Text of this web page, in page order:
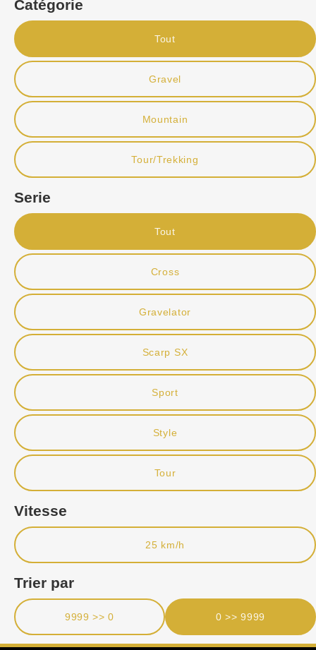
Catégorie
Tout
Gravel
Mountain
Tour/Trekking
Serie
Tout
Cross
Gravelator
Scarp SX
Sport
Style
Tour
Vitesse
25 km/h
Trier par
9999 >> 0 0 >> 9999